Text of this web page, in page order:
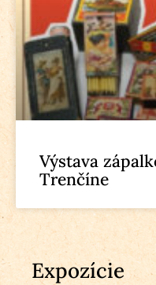
Výstava
Trenčíne
Expozície